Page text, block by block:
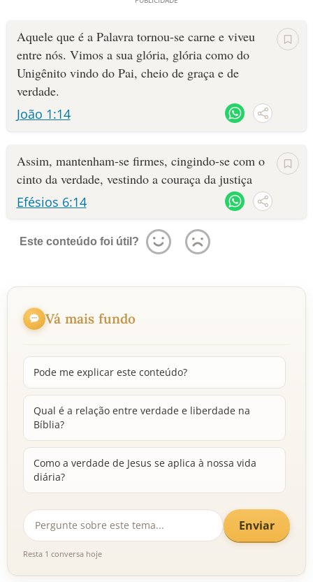
Aquele que é a Palavra tornou-se carne e viveu
entre nós. Vimos a sua glória, glória como do
Unigênito vindo do Pai, cheio de graça e de
verdade.
João 1:14
Assim, mantenham-se firmes, cingindo-se com o
cinto da verdade, vestindo a couraça da justiça
Efésios 6:14
Este conteúdo foi útil?
Vá mais fundo
Pode me explicar este conteúdo?
Qual é a relação entre verdade e liberdade na
Bíblia?
Como a verdade de Jesus se aplica à nossa vida
diária?
Enviar
Resta 1 conversa hoje